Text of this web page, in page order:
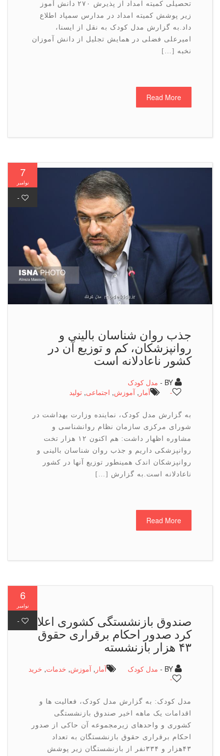
تحصیلی کمیته امداد از پذیرش ۲۷۰ دانش آموز
زیر پوشش کمیته امداد در مدارس سمپاد اطلاع
داد.به گزارش مدل کودک به نقل از ایسنا،
امیرعلی فضلی در همایش تجلیل از دانش آموزان
نخبه […]
Read More
7
جذب روان شناسان بالینی و
روانپزشکان، کم و توزیع آن در
کشور ناعادلانه است
مدل کودک
آمار
آموزش ,اجتماعی ,تولید
به گزارش مدل کودک، نماینده وزارت بهداشت در
شورای مرکزی سازمان نظام روانشناسی و
مشاوره اظهار داشت: هم اکنون ۱۲ هزار تخت
روانپزشکی داریم و جذب روان شناسان بالینی و
روانپزشکان اندک همینطور توزیع آنها در کشور
ناعادلانه است.به گزارش […]
Read More
-
صندوق بازنشستگی كشوری اعلام
كرد صدور احکام برقراری حقوق
مدل کودک آمار آموزش ,خدمات, خرید
مدل کودک: به گزارش مدل کودک، فعالیت ها و
اقدامات یک ماهه اخیر صندوق بازنشستگی
کشوری و واحدهای زیرمجموعه آن حاکی از صدور
احکام برقراری حقوق بازنشستگان به تعداد
۴۳هزار و ۳۳۴نفر از بازنشستگان زیر پوشش